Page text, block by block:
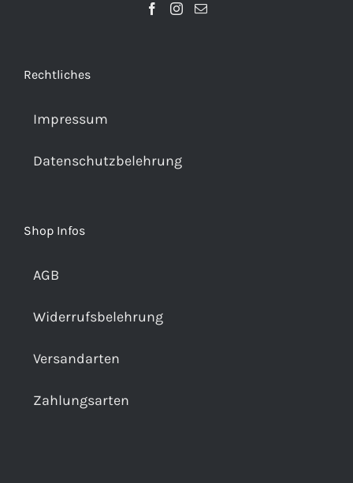
Rechtliches
Impressum
Datenschutzbelehrung
Shop Infos
AGB
Widerrufsbelehrung
Versandarten
Zahlungsarten